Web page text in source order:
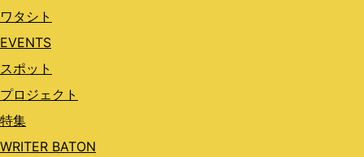
ワタシト
EVENTS
スポット
プロジェクト
特集
WRITER BATON